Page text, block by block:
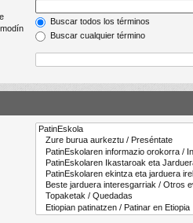
Buscar todos los términos
Buscar cualquier término